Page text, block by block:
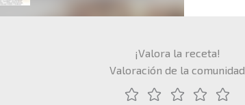
¡Valora la receta!
Valoración de la comunidad